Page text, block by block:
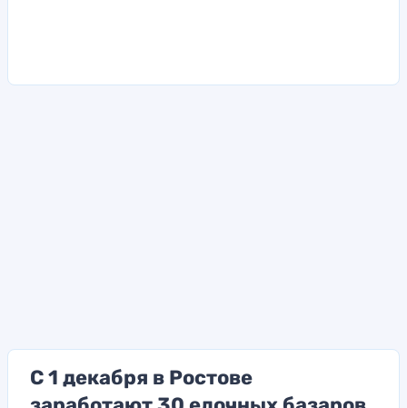
С 1 декабря в Ростове